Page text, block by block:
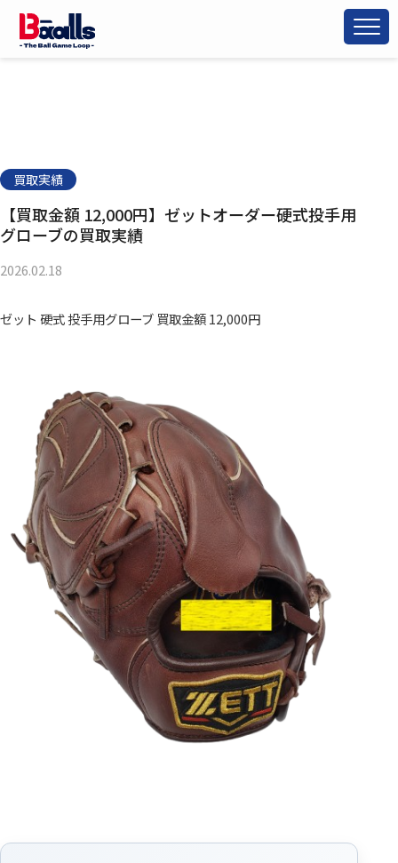
買取実績
【買取金額 12,000円】ゼットオーダー硬式投手用
グローブの買取実績
2026.02.18
ゼット 硬式 投手用グローブ 買取金額 12,000円